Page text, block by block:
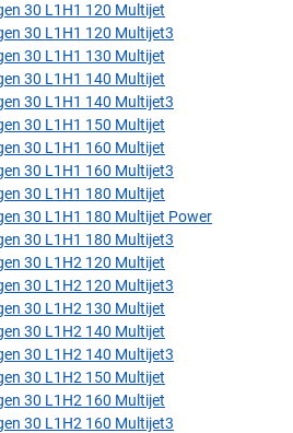
30 L1H1 120 Multijet
30 L1H1 120 Multijet3
30 L1H1 130 Multijet
30 L1H1 140 Multijet
30 L1H1 140 Multijet3
30 L1H1 150 Multijet
30 L1H1 160 Multijet
30 L1H1 160 Multijet3
30 L1H1 180 Multijet
30 L1H1 180 Multijet Power
30 L1H1 180 Multijet3
30 L1H2 120 Multijet
30 L1H2 120 Multijet3
30 L1H2 130 Multijet
30 L1H2 140 Multijet
30 L1H2 140 Multijet3
30 L1H2 150 Multijet
30 L1H2 160 Multijet
30 L1H2 160 Multijet3